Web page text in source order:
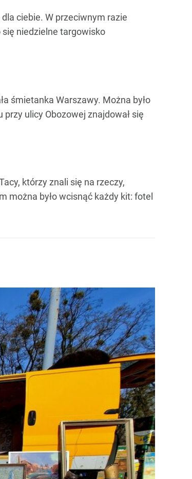
ciebie. W przeciwnym razie
się niedzielne targowisko
śmietanka Warszawy. Można było
ulicy Obozowej znajdował się
którzy znali się na rzeczy,
można było wcisnąć każdy kit: fotel